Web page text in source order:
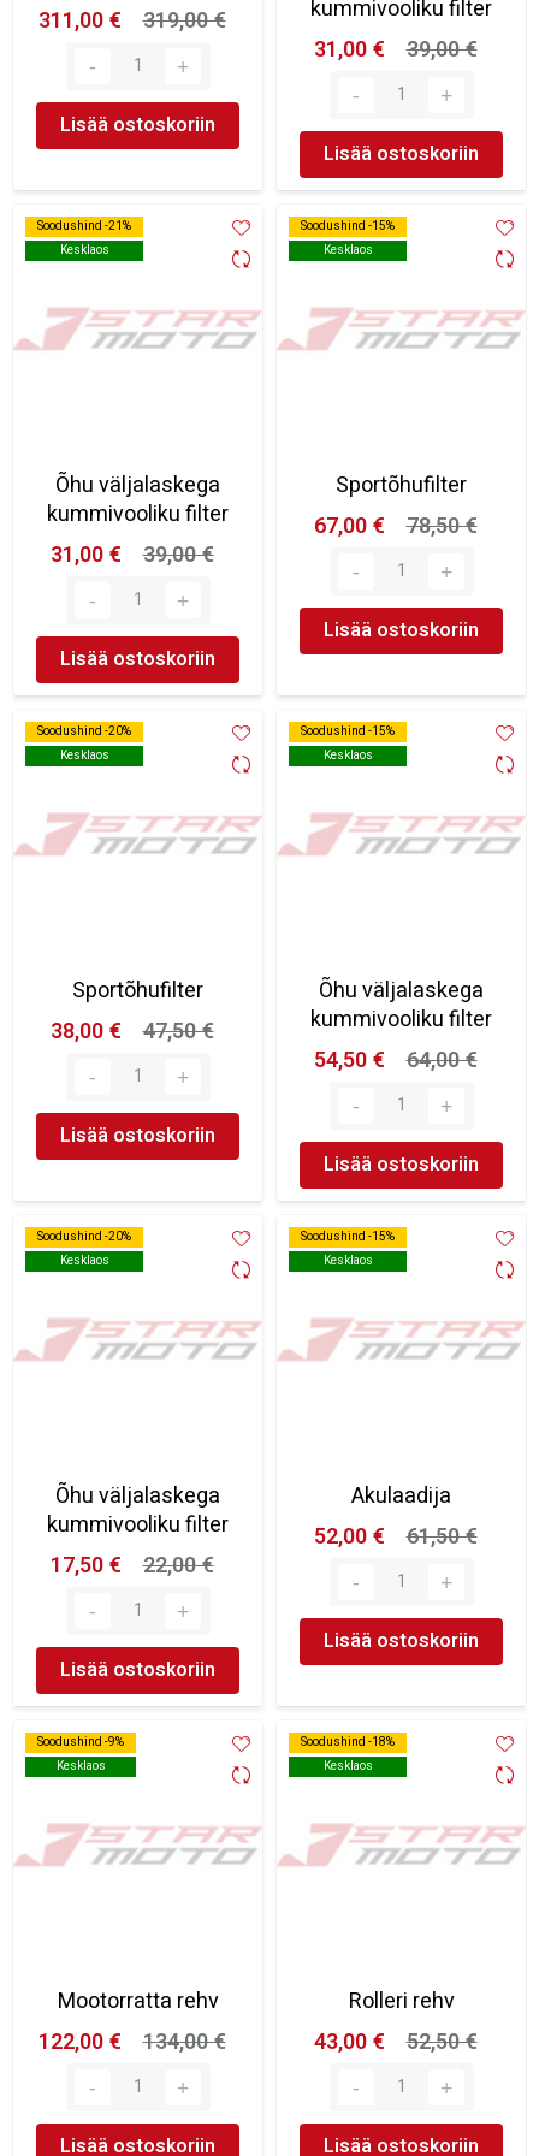
311,00 €
319,00 €
Lisää ostoskoriin
kummivooliku filter
31,00 €
39,00 €
Lisää ostoskoriin
Soodushind -21%
Kesklaos
Soodushind -21%
Kesklaos
Õhu väljalaskega
kummivooliku filter
31,00 €
39,00 €
Lisää ostoskoriin
Soodushind -15%
Kesklaos
Soodushind -15%
Kesklaos
Sportõhufilter
67,00 €
78,50 €
Lisää ostoskoriin
Soodushind -20%
Kesklaos
Soodushind -20%
Kesklaos
Sportõhufilter
38,00 €
47,50 €
Lisää ostoskoriin
Soodushind -15%
Kesklaos
Soodushind -15%
Kesklaos
Õhu väljalaskega
kummivooliku filter
54,50 €
64,00 €
Lisää ostoskoriin
Soodushind -20%
Kesklaos
Soodushind -20%
Kesklaos
Õhu väljalaskega
kummivooliku filter
17,50 €
22,00 €
Lisää ostoskoriin
Soodushind -15%
Kesklaos
Soodushind -15%
Kesklaos
Akulaadija
52,00 €
61,50 €
Lisää ostoskoriin
Soodushind -9%
Kesklaos
Soodushind -9%
Kesklaos
Mootorratta rehv
122,00 €
134,00 €
Lisää ostoskoriin
Soodushind -18%
Kesklaos
Soodushind -18%
Kesklaos
Rolleri rehv
43,00 €
52,50 €
Lisää ostoskoriin